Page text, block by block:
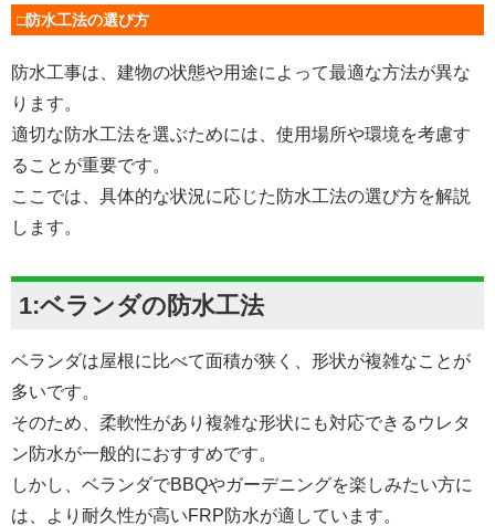
□防水工法の選び方
防水工事は、建物の状態や用途によって最適な方法が異な
ります。
適切な防水工法を選ぶためには、使用場所や環境を考慮す
ることが重要です。
ここでは、具体的な状況に応じた防水工法の選び方を解説
します。
1:ベランダの防水工法
ベランダは屋根に比べて面積が狭く、形状が複雑なことが
多いです。
そのため、柔軟性があり複雑な形状にも対応できるウレタ
ン防水が一般的におすすめです。
しかし、ベランダでBBQやガーデニングを楽しみたい方に
は、より耐久性が高いFRP防水が適しています。